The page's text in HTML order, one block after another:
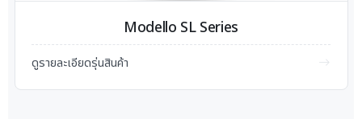
Modello SL Series
ดูรายละเอียดรุ่นสินค้า